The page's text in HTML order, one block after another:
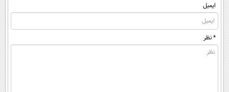
ایمیل
* نظر